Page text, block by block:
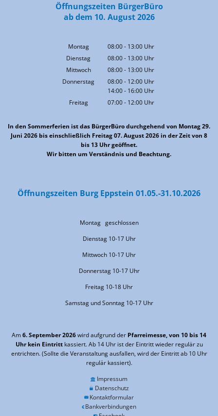
Öffnungszeiten BürgerBüro
ab dem 10. August 2026
Montag 08:00- 13:00 Uhr
Von 08:00 bis 13:00 Uhr
Dienstag 08:00- 13:00 Uhr
Von 08:00 bis 13:00 Uhr
Mittwoch 08:00- 13:00 Uhr
Von 08:00 bis 13:00 Uhr
Donnerstag 08:00- 12:00 Uhr
Von 08:00 bis 12:00 Uhr
14:00- 16:00 Uhr
Von 14:00 bis 16:00 Uhr
Freitag 07:00- 12:00 Uhr
In den Sommerferien ist das BürgerBüro durchgehend von Montag 29.
Juni 2026 bis einschließlich Freitag 07. August 2026 in der Zeit von 8
bis 13 Uhr geöffnet.
Wir bitten um Verständnis und Beachtung.
Öffnungszeiten Burg Eppstein 01.05.-31.10.2026
Montag geschlossen
Dienstag 10-17 Uhr
Mittwoch 10-17 Uhr
Donnerstag 10-17 Uhr
Freitag 10-18 Uhr
Samstag und Sonntag 10-17 Uhr
Am6. September 2026wird aufgrund der Pfarreimesse, von 10 bis 14
Uhr kein Eintrittkassiert. Ab 14 Uhr ist der Eintritt wieder regulär zu
entrichten. (Sollte die Veranstaltung ausfallen, wird der Eintritt ab 10 Uhr
regulär kassiert).
Impressum
Datenschutz
Kontaktformular
Bankverbindungen